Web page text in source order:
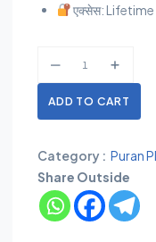
एक्सेस: Lifetime
ADD TO CART
Category : Puran
Share Outside